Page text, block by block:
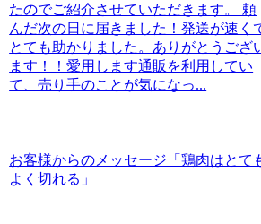
たのでご紹介させていただきます。 頼
んだ次の日に届きました！発送が速く
とても助かりました。ありがとうござ
ます！！愛用します通販を利用してい
て、売り手のことが気になっ...
お客様からのメッセージ「鶏肉はとて
よく切れる」